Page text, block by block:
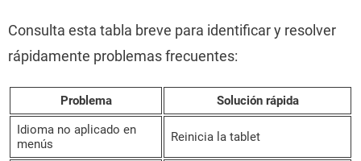
Consulta esta tabla breve para identificar y resolver
rápidamente problemas frecuentes:
Problema
Solución rápida
Idioma no aplicado en
menús
Reinicia la tablet